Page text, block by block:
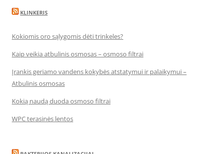
KLINKERIS
Kokiomis oro sąlygomis dėti trinkeles?
Kaip veikia atbulinis osmosas – osmoso filtrai
Įrankis geriamo vandens kokybės atstatymui ir palaikymui –
Atbulinis osmosas
Kokią naudą duoda osmoso filtrai
WPC terasinės lentos